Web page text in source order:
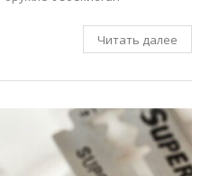
Читать далее